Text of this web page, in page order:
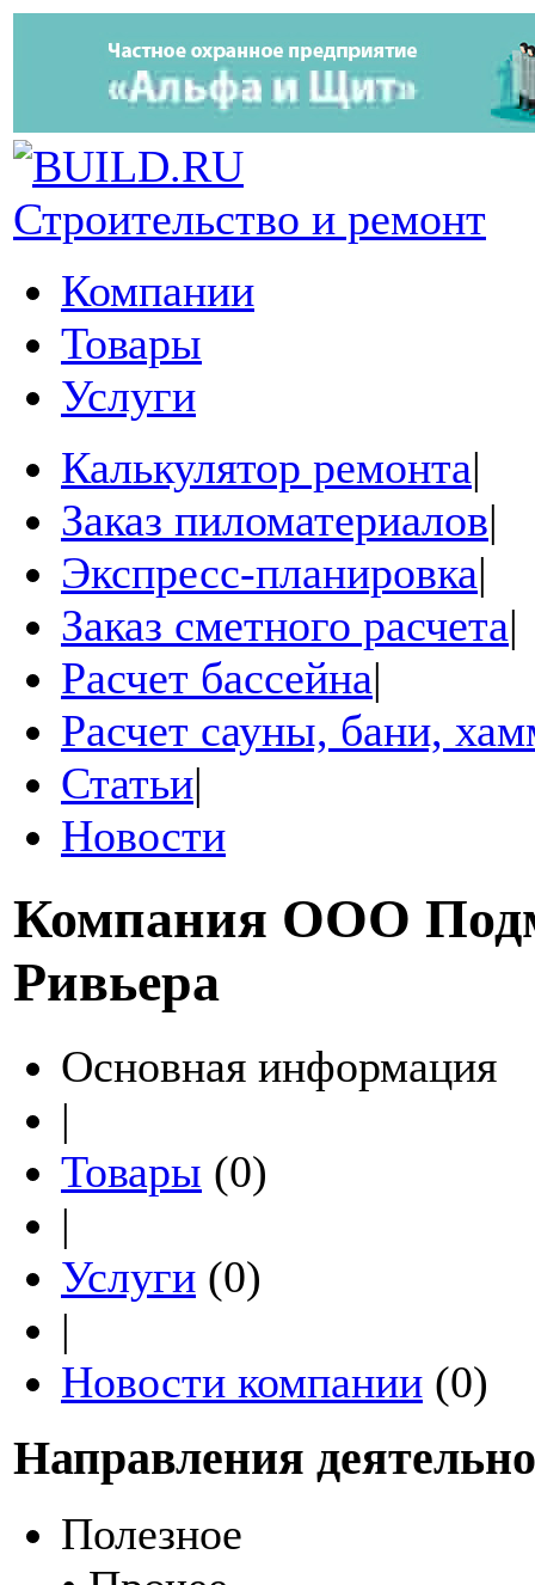
Строительство и ремонт
Компании
Товары
Услуги
Калькулятор ремонта|
Заказ пиломатериалов|
Экспресс-планировка|
Заказ сметного расчета|
Расчет бассейна|
Расчет сауны, бани,
Статьи|
Новости
Компания ООО
Ривьера
Основная информация
|
Товары (0)
|
Услуги (0)
|
Новости компании (0)
Направления
Полезное